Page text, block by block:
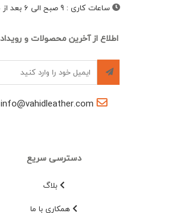
ساعات کاری : 9 صبح الی 6 بعد از ظهر
اطلاع از آخرین محصولات و
info@vahidleather.com
دسترسی سریع
بلاگ
همکاری با ما